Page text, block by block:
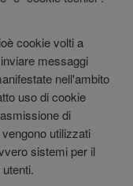
cookie volti a
messaggi
nell'ambito
uso di cookie
di
utilizzati
sistemi per il